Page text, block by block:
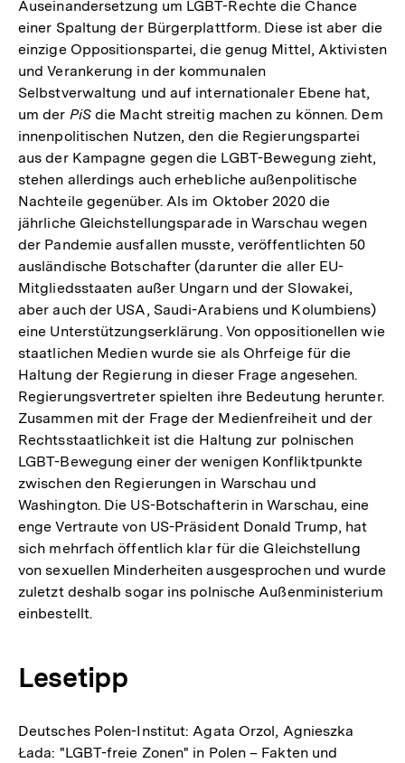
Auseinandersetzung um LGBT-Rechte die Chance
einer Spaltung der Bürgerplattform. Diese ist aber die
einzige Oppositionspartei, die genug Mittel, Aktivisten
und Verankerung in der kommunalen
Selbstverwaltung und auf internationaler Ebene hat,
um der PiSdie Macht streitig machen zu können. Dem
innenpolitischen Nutzen, den die Regierungspartei
aus der Kampagne gegen die LGBT-Bewegung zieht,
stehen allerdings auch erhebliche außenpolitische
Nachteile gegenüber. Als im Oktober 2020 die
jährliche Gleichstellungsparade in Warschau wegen
der Pandemie ausfallen musste, veröffentlichten 50
ausländische Botschafter (darunter die aller EU-
Mitgliedsstaaten außer Ungarn und der Slowakei,
aber auch der USA, Saudi-Arabiens und Kolumbiens)
eine Unterstützungserklärung. Von oppositionellen wie
staatlichen Medien wurde sie als Ohrfeige für die
Haltung der Regierung in dieser Frage angesehen.
Regierungsvertreter spielten ihre Bedeutung herunter.
Zusammen mit der Frage der Medienfreiheit und der
Rechtsstaatlichkeit ist die Haltung zur polnischen
LGBT-Bewegung einer der wenigen Konfliktpunkte
zwischen den Regierungen in Warschau und
Washington. Die US-Botschafterin in Warschau, eine
enge Vertraute von US-Präsident Donald Trump, hat
sich mehrfach öffentlich klar für die Gleichstellung
von sexuellen Minderheiten ausgesprochen und wurde
zuletzt deshalb sogar ins polnische Außenministerium
einbestellt.
Lesetipp
Deutsches Polen-Institut: Agata Orzol, Agnieszka
Łada: "LGBT-freie Zonen" in Polen – Fakten und